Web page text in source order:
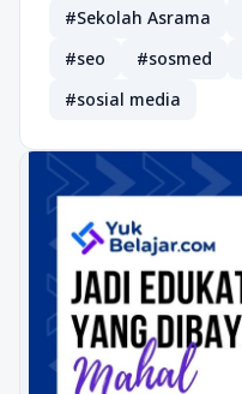
#Sekolah Asrama
#seo
#sosmed
#sosial media